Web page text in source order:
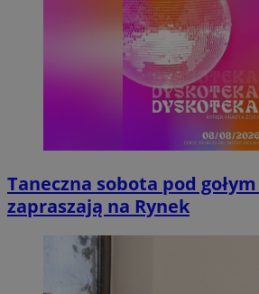
Taneczna sobota pod
zapraszają na Rynek